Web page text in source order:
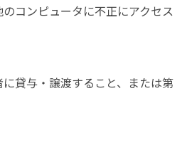
コンピュータに不正にアクセス
貸与・譲渡すること、または第